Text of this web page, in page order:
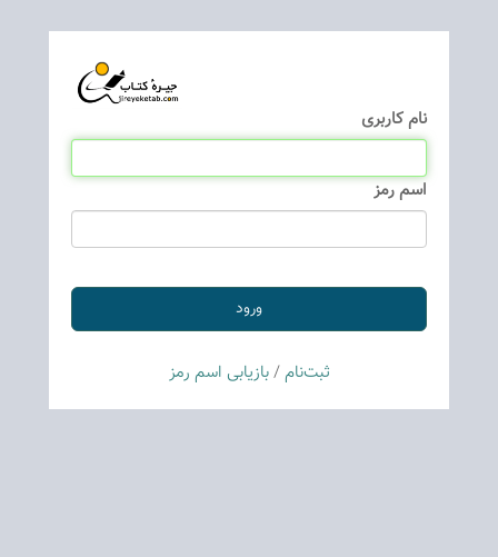
نام كاربری
اسم رمز
ثبت‌نام/بازیابی اسم رمز